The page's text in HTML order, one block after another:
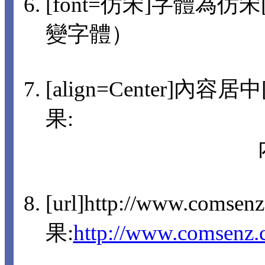
變字體）
[align=Center]內容居
果:
[url]http://
果:http://